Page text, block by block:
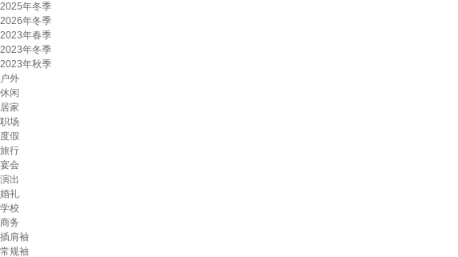
2025年冬季
2026年冬季
2023年春季
2023年冬季
2023年秋季
户外
休闲
居家
职场
度假
旅行
宴会
演出
婚礼
学校
商务
插肩袖
常规袖